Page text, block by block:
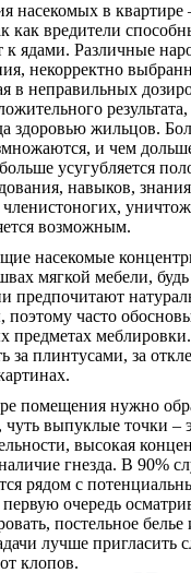
насекомых в квартире
как вредители
к ядами. Различные
некорректно
в неправильных
здоровью жильцов.
и чем
усугубляется
навыков,
возможным.
насекомые
мягкой мебели,
предпочитают
поэтому часто
предметах
за плинтусами, за
помещения нужно
чуть выпуклые точки –
высокая
гнезда. В 90%
рядом с
очередь
постельное
лучше пригласить
клопов.